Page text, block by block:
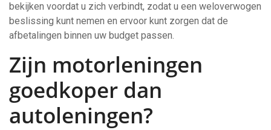
bekijken voordat u zich verbindt, zodat u een weloverwogen
beslissing kunt nemen en ervoor kunt zorgen dat de
afbetalingen binnen uw budget passen.
Zijn motorleningen
goedkoper dan
autoleningen?